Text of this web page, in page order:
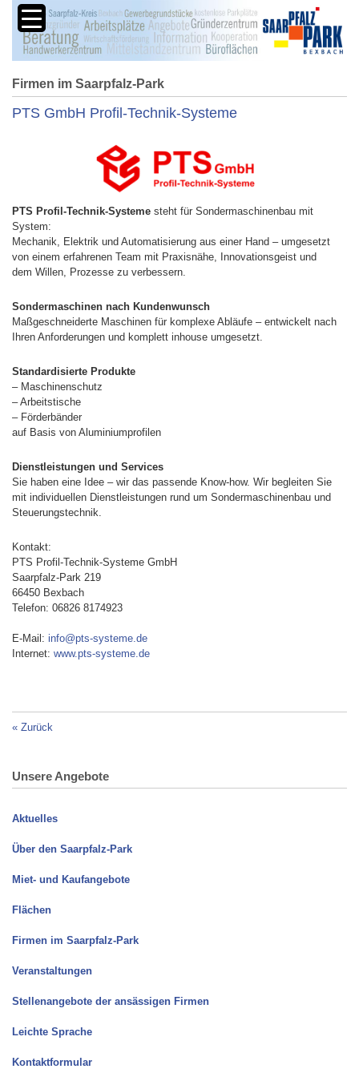
Firmen im Saarpfalz-Park
PTS GmbH Profil-Technik-Systeme
PTS Profil-Technik-Systeme steht für Sondermaschinenbau mit
System:
Mechanik, Elektrik und Automatisierung aus einer Hand – umgesetzt
von einem erfahrenen Team mit Praxisnähe, Innovationsgeist und
dem Willen, Prozesse zu verbessern.
Sondermaschinen nach Kundenwunsch
Maßgeschneiderte Maschinen für komplexe Abläufe – entwickelt nach
Ihren Anforderungen und komplett inhouse umgesetzt.
Standardisierte Produkte
– Maschinenschutz
– Arbeitstische
– Förderbänder
auf Basis von Aluminiumprofilen
Dienstleistungen und Services
Sie haben eine Idee – wir das passende Know-how. Wir begleiten Sie
mit individuellen Dienstleistungen rund um Sondermaschinenbau und
Steuerungstechnik.
Kontakt:
PTS Profil-Technik-Systeme GmbH
Saarpfalz-Park 219
66450 Bexbach
Telefon: 06826 8174923
E-Mail: info@pts-systeme.de
Internet: www.pts-systeme.de
« Zurück
Unsere Angebote
Aktuelles
Über den Saarpfalz-Park
Miet- und Kaufangebote
Flächen
Firmen im Saarpfalz-Park
Veranstaltungen
Stellenangebote der ansässigen Firmen
Leichte Sprache
Kontaktformular